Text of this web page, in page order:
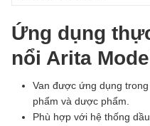
Ứng dụng
nổi Arita
Van được ứng dụng
phẩm và dược phẩm.
Phù hợp với hệ thống